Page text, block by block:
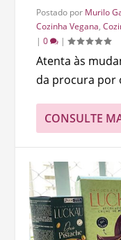
Postado por Murilo
Cozinha Vegana,
|0 |
Atenta às
da procura por
CONSULTE